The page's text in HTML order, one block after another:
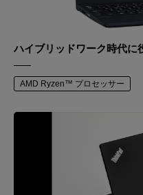
ハイブリッドワーク時代に
AMD Ryzen™ プロセッサー